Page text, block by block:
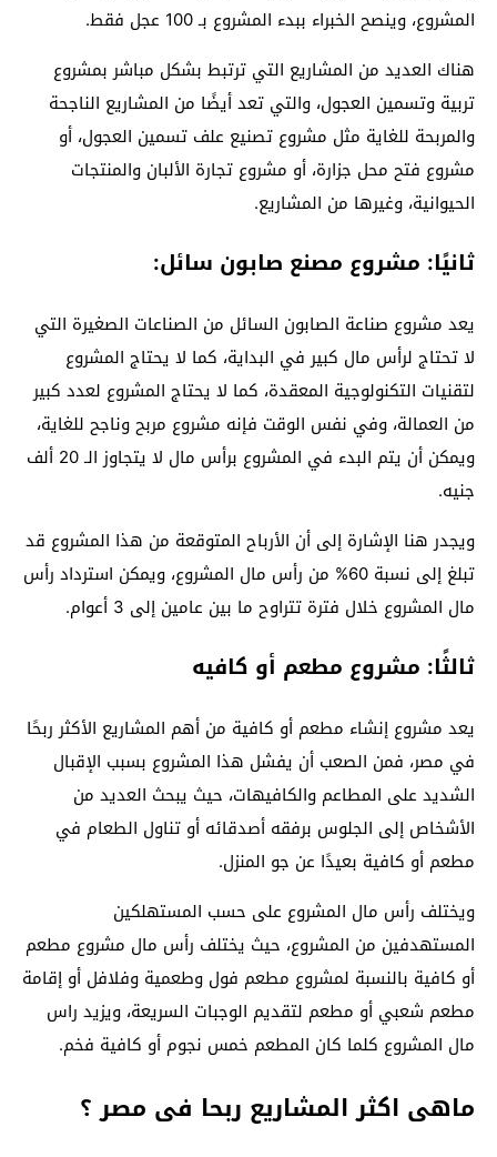
المشروع، وينصح الخبراء ببدء المشروع بـ 100 عجل فقط.
هناك العديد من المشاريع التي ترتبط بشكل مباشر بمشروع
تربية وتسمين العجول، والتي تعد أيضًا من المشاريع الناجحة
والمربحة للغاية مثل مشروع تصنيع علف تسمين العجول، أو
مشروع فتح محل جزارة، أو مشروع تجارة الألبان والمنتجات
الحيوانية، وغيرها من المشاريع.
ثانيًا: مشروع مصنع صابون سائل:
يعد مشروع صناعة الصابون السائل من الصناعات الصغيرة التي
لا تحتاج لرأس مال كبير في البداية، كما لا يحتاج المشروع
لتقنيات التكنولوجية المعقدة، كما لا يحتاج المشروع لعدد كبير
من العمالة، وفي نفس الوقت فإنه مشروع مربح وناجح للغاية،
ويمكن أن يتم البدء في المشروع برأس مال لا يتجاوز الـ 20 ألف
جنيه.
ويجدر هنا الإشارة إلى أن الأرباح المتوقعة من هذا المشروع قد
تبلغ إلى نسبة 60% من رأس مال المشروع، ويمكن استرداد رأس
مال المشروع خلال فترة تتراوح ما بين عامين إلى 3 أعوام.
ثالثًا: مشروع مطعم أو كافيه
يعد مشروع إنشاء مطعم أو كافية من أهم المشاريع الأكثر ربحًا
في مصر، فمن الصعب أن يفشل هذا المشروع بسبب الإقبال
الشديد على المطاعم والكافيهات، حيث يبحث العديد من
الأشخاص إلى الجلوس برفقه أصدقائه أو تناول الطعام في
مطعم أو كافية بعيدًا عن جو المنزل.
ويختلف رأس مال المشروع على حسب المستهلكين
المستهدفين من المشروع، حيث يختلف رأس مال مشروع مطعم
أو كافية بالنسبة لمشروع مطعم فول وطعمية وفلافل أو إقامة
مطعم شعبي أو مطعم لتقديم الوجبات السريعة، ويزيد راس
مال المشروع كلما كان المطعم خمس نجوم أو كافية فخم.
ماهى اكثر المشاريع ربحا فى مصر ؟